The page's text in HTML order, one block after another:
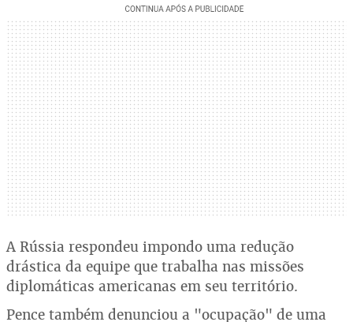
A Rússia respondeu impondo uma redução
drástica da equipe que trabalha nas missões
diplomáticas americanas em seu território.
Pence também denunciou a "ocupação" de uma